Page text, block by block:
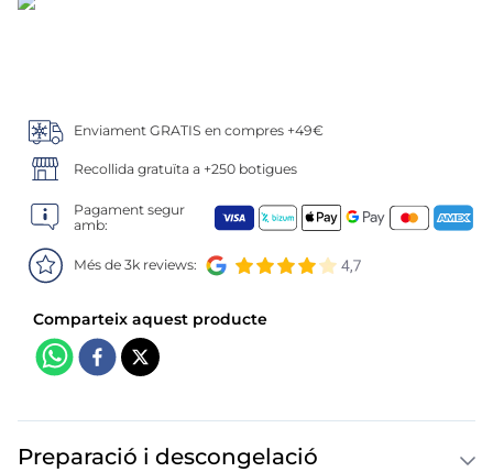
Enviament GRATIS en compres +49€
Recollida gratuïta a +250 botigues
Pagament segur
amb:
Més de 3k reviews:
Preparació i descongelació
6. croquetas
. canelones
10. pollo